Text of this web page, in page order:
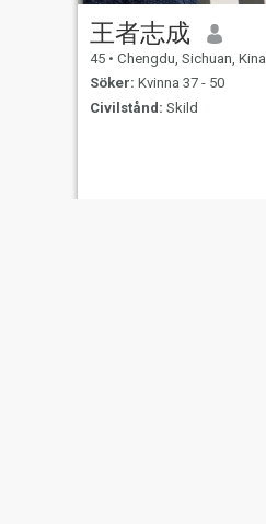
王者志成
45 • Chengdu, Sichuan, Kina
Söker: Kvinna 37 - 50
Civilstånd: Skild